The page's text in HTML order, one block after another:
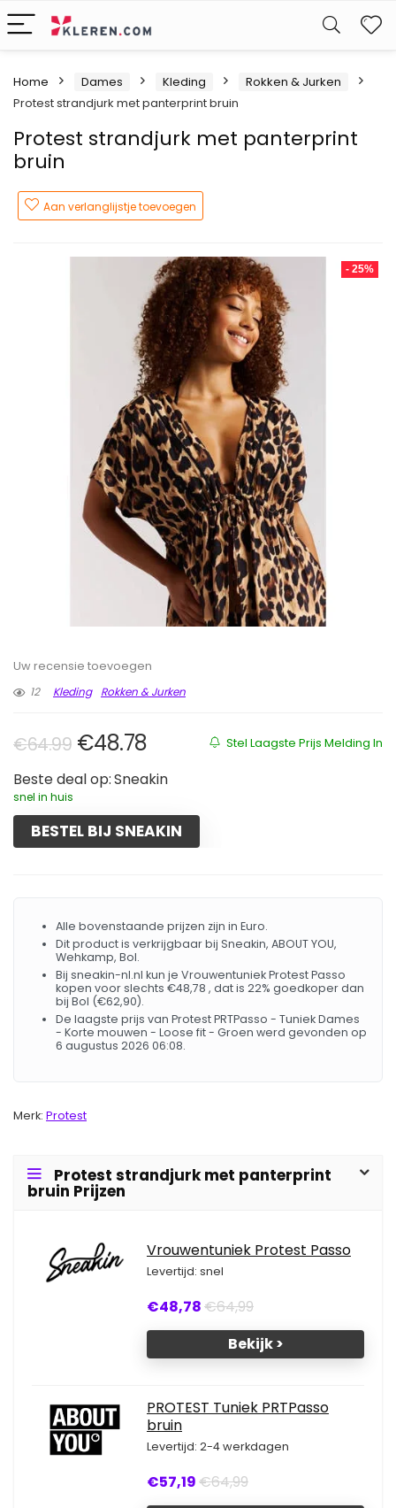
Home Dames Kleding
Rokken & Jurken
Protest strandjurk met panterprint bruin
Protest strandjurk met panterprint
bruin
Aan verlanglijstje toevoegen
- 25%
Uw recensie toevoegen
12
Kleding Rokken & Jurken
Stel Laagste Prijs Melding In
€64.99 Oorspronkelijke prijs was:
€48.78Huidige prijs is: €48.78.
Beste deal op: Sneakin
snel in huis
BESTEL BIJ SNEAKIN
Alle bovenstaande prijzen zijn in Euro.
Dit product is verkrijgbaar bij Sneakin, ABOUT YOU,
Wehkamp, Bol.
Bij sneakin-nl.nl kun je Vrouwentuniek Protest Passo
kopen voor slechts €48,78 , dat is 22% goedkoper dan
bij Bol (€62,90).
De laagste prijs van Protest PRTPasso - Tuniek Dames
- Korte mouwen - Loose fit - Groen werd gevonden op
6 augustus 2026 06:08.
Merk: Protest
Protest strandjurk met panterprint
bruin Prijzen
Vrouwentuniek Protest Passo
Levertijd: snel
€48,78€64,99
Bekijk >
PROTEST Tuniek PRTPasso
bruin
Levertijd: 2-4 werkdagen
€57,19€64,99